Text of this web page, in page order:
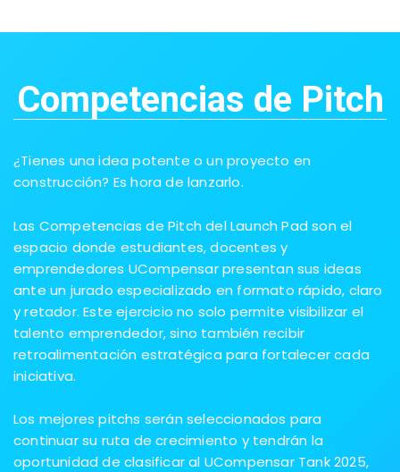
Competencias de Pitch
¿Tienes una idea potente o un proyecto en
construcción? Es hora de lanzarlo.
Las Competencias de Pitch del Launch Pad son el
espacio donde estudiantes, docentes y
emprendedores UCompensar presentan sus ideas
ante un jurado especializado en formato rápido, claro
y retador. Este ejercicio no solo permite visibilizar el
talento emprendedor, sino también recibir
retroalimentación estratégica para fortalecer cada
iniciativa.
Los mejores pitchs serán seleccionados para
continuar su ruta de crecimiento y tendrán la
oportunidad de clasificar al UCompensar Tank 2025,